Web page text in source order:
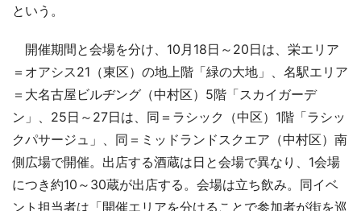
という。
開催期間と会場を分け、10月18日～20日は、栄エリア
＝オアシス21（東区）の地上階「緑の大地」、名駅エリア
＝大名古屋ビルヂング（中村区）5階「スカイガーデ
ン」、25日～27日は、同＝ラシック（中区）1階「ラシッ
クパサージュ」、同＝ミッドランドスクエア（中村区）南
側広場で開催。出店する酒蔵は日と会場で異なり、1会場
につき約10～30蔵が出店する。会場は立ち飲み。同イベ
ント担当者は「開催エリアを分けることで参加者が街を巡